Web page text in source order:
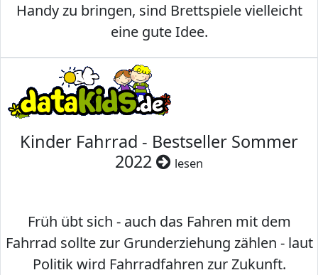
Handy zu bringen, sind Brettspiele vielleicht
eine gute Idee.
Kinder Fahrrad - Bestseller Sommer
2022
lesen
Früh übt sich - auch das Fahren mit dem
Fahrrad sollte zur Grunderziehung zählen - laut
Politik wird Fahrradfahren zur Zukunft.